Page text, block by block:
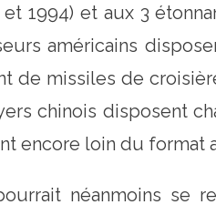
1994) et aux 3
américains
de missiles de
chinois disposent
encore loin du
pourrait néanmoins